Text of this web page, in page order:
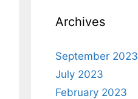
Archives
September 2023
July 2023
February 2023